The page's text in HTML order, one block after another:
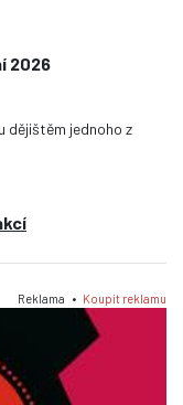
2026
dějištěm jednoho z
Reklama • Koupit reklamu